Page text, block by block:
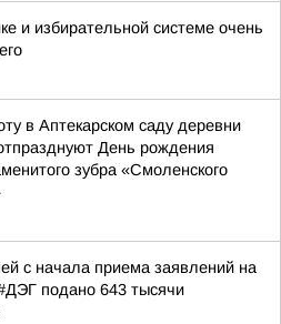
и избирательной системе очень
в Аптекарском саду деревни
День рождения
зубра «Смоленского
с начала приема заявлений на
подано 643 тысячи